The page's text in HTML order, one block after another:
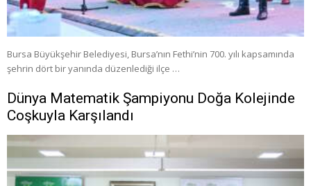
Bursa Büyükşehir Belediyesi, Bursa’nın Fethi’nin 700. yılı kapsamında
şehrin dört bir yanında düzenlediği ilçe …
Dünya Matematik Şampiyonu Doğa Kolejinde
Coşkuyla Karşılandı